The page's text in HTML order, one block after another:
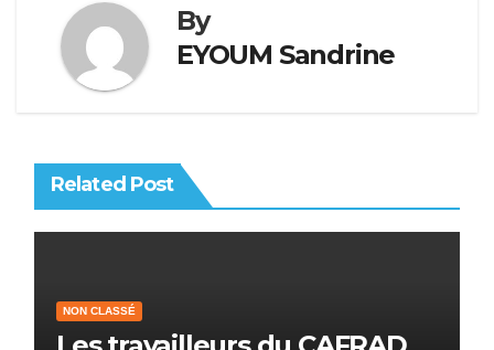
By
EYOUM Sandrine
Related Post
NON CLASSÉ